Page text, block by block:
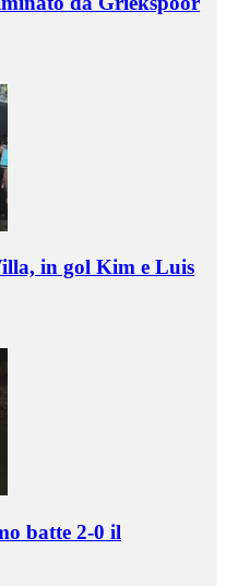
in gol Kim e Luis
batte 2-0 il